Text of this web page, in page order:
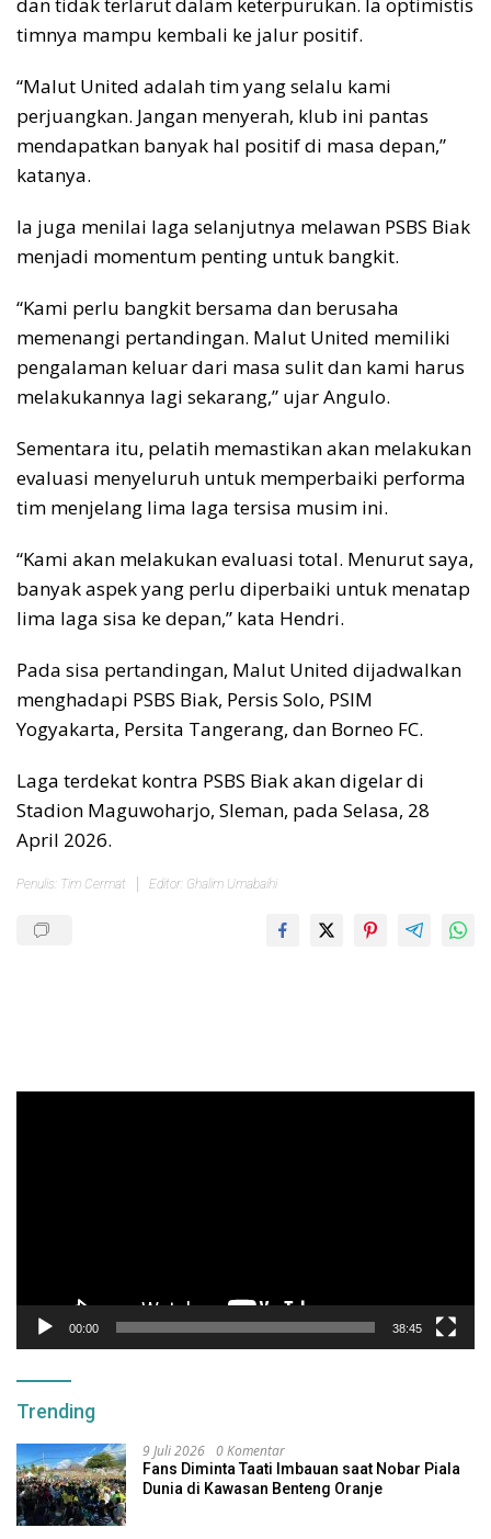
timnya mampu kembali ke jalur positif.
“Malut United adalah tim yang selalu kami
perjuangkan. Jangan menyerah, klub ini pantas
mendapatkan banyak hal positif di masa depan,”
katanya.
Ia juga menilai laga selanjutnya melawan PSBS Biak
menjadi momentum penting untuk bangkit.
“Kami perlu bangkit bersama dan berusaha
memenangi pertandingan. Malut United memiliki
pengalaman keluar dari masa sulit dan kami harus
melakukannya lagi sekarang,” ujar Angulo.
Sementara itu, pelatih memastikan akan melakukan
evaluasi menyeluruh untuk memperbaiki performa
tim menjelang lima laga tersisa musim ini.
“Kami akan melakukan evaluasi total. Menurut saya,
banyak aspek yang perlu diperbaiki untuk menatap
lima laga sisa ke depan,” kata Hendri.
Pada sisa pertandingan, Malut United dijadwalkan
menghadapi PSBS Biak, Persis Solo, PSIM
Yogyakarta, Persita Tangerang, dan Borneo FC.
Laga terdekat kontra PSBS Biak akan digelar di
Stadion Maguwoharjo, Sleman, pada Selasa, 28
April 2026.
Penulis: Tim Cermat Editor: Ghalim Umabaihi
00:00 38:45
Trending
9 Juli 2026 0 Komentar
Fans Diminta Taati Imbauan saat Nobar Piala
Dunia di Kawasan Benteng Oranje